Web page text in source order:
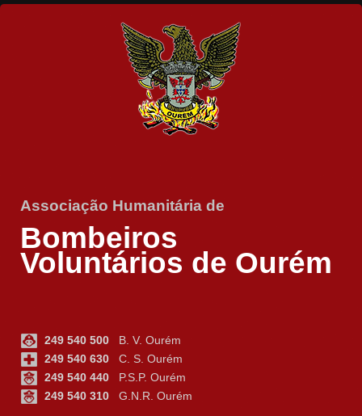
Associação Humanitária de
Bombeiros
Voluntários de Ourém
249 540 500 B. V. Ourém
249 540 630 C. S. Ourém
249 540 440 P.S.P. Ourém
249 540 310 G.N.R. Ourém